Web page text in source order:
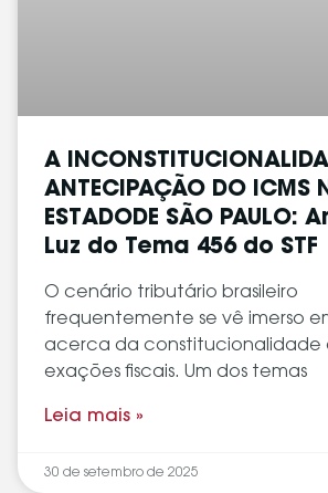
A
ANTECIPAÇÃO DO ICMS
ESTADODE SÃO PAULO:
Luz do Tema 456 do STF
O cenário tributário brasileiro
frequentemente se vê imerso
acerca da constitucionalidade
exações fiscais. Um dos temas
Leia mais »
30 de setembro de 2025